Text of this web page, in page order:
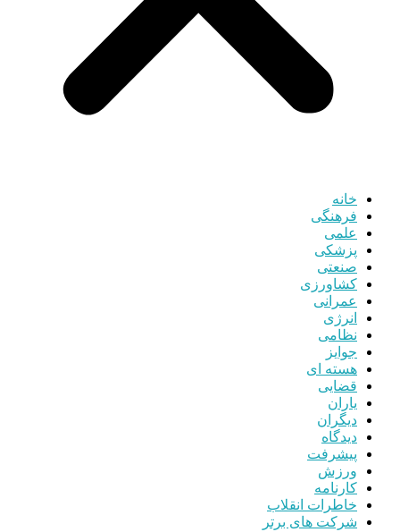
خانه
فرهنگی
علمی
پزشکی
صنعتی
کشاورزی
عمرانی
انرژی
نظامی
جوایز
هسته ای
قضایی
یاران
دیگران
دیدگاه
پیشرفت
ورزش
کارنامه
خاطرات انقلاب
شرکت های برتر